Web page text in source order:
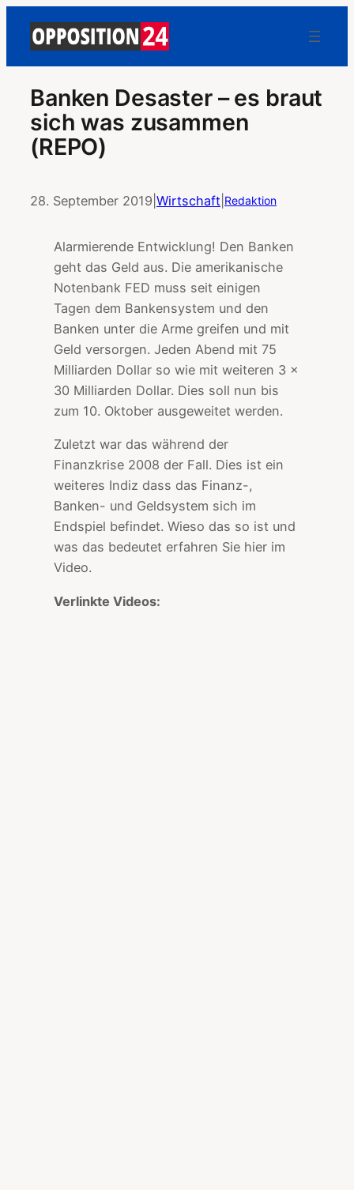
Banken Desaster – es braut
sich was zusammen
(REPO)
28. September 2019 Wirtschaft Redaktion
Alarmierende Entwicklung! Den Banken
geht das Geld aus. Die amerikanische
Notenbank FED muss seit einigen
Tagen dem Bankensystem und den
Banken unter die Arme greifen und mit
Geld versorgen. Jeden Abend mit 75
Milliarden Dollar so wie mit weiteren 3 ×
30 Milliarden Dollar. Dies soll nun bis
zum 10. Oktober ausgeweitet werden.
Zuletzt war das während der
Finanzkrise 2008 der Fall. Dies ist ein
weiteres Indiz dass das Finanz-,
Banken- und Geldsystem sich im
Endspiel befindet. Wieso das so ist und
was das bedeutet erfahren Sie hier im
Video.
Verlinkte Videos: